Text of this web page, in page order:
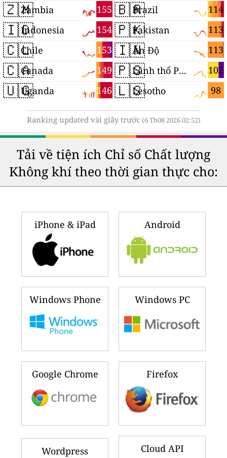
🇿🇲 155
Zambia
🇮🇩 154
Indonesia
🇨🇱 153
Chile
🇨🇦 149
Canada
🇺🇬 146
Uganda
🇧🇷 114
Brazil
🇵🇰 113
Pakistan
🇮🇳 113
Ấn Độ
🇵🇸 102
Lãnh thổ Palestine
🇱🇸 98
Lesotho
Ranking updated vài giây trước (6 Th08 2026 02:52)
Tải về tiện ích Chỉ số Chất lượng
Không khí theo thời gian thực cho:
iPhone & iPad Android
Windows Phone Windows PC
Google Chrome Firefox
Wordpress Cloud API